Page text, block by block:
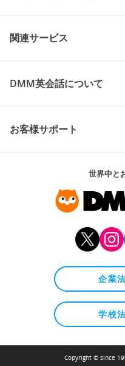
関連サービス
DMM英会話について
お客様サポート
世界中と
企業
学校
Copyright © since